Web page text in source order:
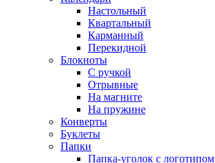
Настольный
Квартальный
Карманный
Перекидной
Блокноты
С ручкой
Отрывные
На магните
На пружине
Конверты
Буклеты
Папки
Папка-уголок с логотипом